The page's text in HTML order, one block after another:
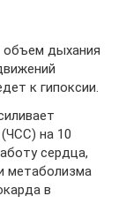
объем дыхания
к гипоксии.
на 10
сердца,
метаболизма
в